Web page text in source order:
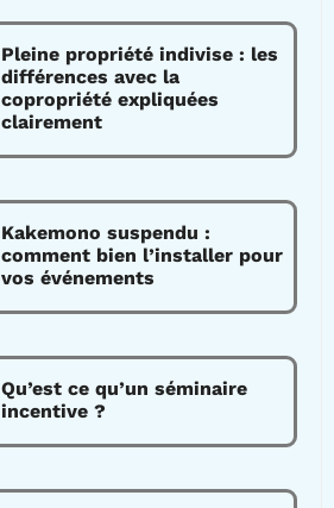
Pleine propriété indivise : les
différences avec la
copropriété expliquées
clairement
Kakemono suspendu :
comment bien l’installer pour
vos événements
Qu’est ce qu’un séminaire
incentive ?